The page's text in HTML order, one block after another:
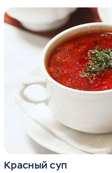
Красный суп